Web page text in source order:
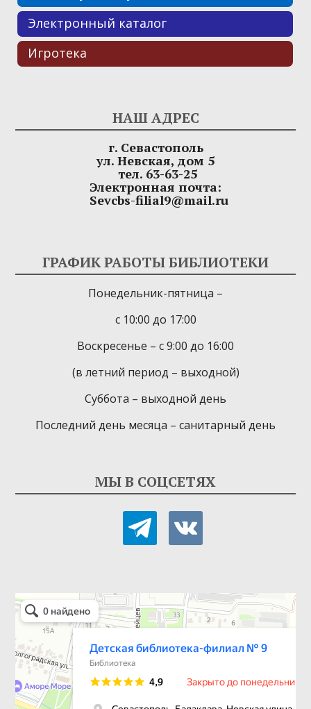
Электронный каталог
Игротека
НАШ АДРЕС
г. Севастополь
ул. Невская, дом 5
тел. 63-63-25
Электронная почта:
Sevcbs-filial9@mail.ru
ГРАФИК РАБОТЫ БИБЛИОТЕКИ
Понедельник-пятница –
с 10:00 до 17:00
Воскресенье – с 9:00 до 16:00
(в летний период – выходной)
Суббота – выходной день
Последний день месяца – санитарный день
МЫ В СОЦСЕТЯХ
telegramvkontakte
Детская библиотека-филиал № 9
Библиотека в Севастополе